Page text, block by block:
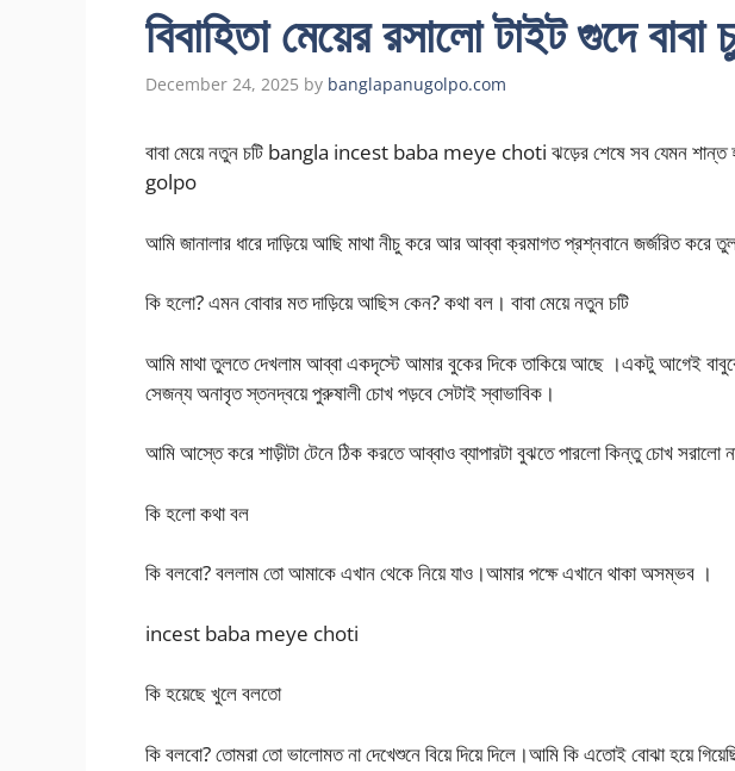
বিবাহিতা মেয়ের রসালো টাইট গুদে বাবা
December 24, 2025 by banglapanugolpo.com
বাবা মেয়ে নতুন চটি bangla incest baba meye choti ঝড়ের শেষে সব যেমন শান্ত
golpo
আমি জানালার ধারে দাড়িয়ে আছি মাথা নীচু করে আর আব্বা ক্রমাগত প্রশ্নবানে জর্জরিত করে
কি হলো? এমন বোবার মত দাড়িয়ে আছিস কেন? কথা বল। বাবা মেয়ে নতুন চটি
আমি মাথা তুলতে দেখলাম আব্বা একদৃস্টে আমার বুকের দিকে তাকিয়ে আছে ।একটু আগেই
সেজন্য অনাবৃত স্তনদ্বয়ে পুরুষালী চোখ পড়বে সেটাই স্বাভাবিক।
আমি আস্তে করে শাড়ীটা টেনে ঠিক করতে আব্বাও ব্যাপারটা বুঝতে পারলো কিন্তু চোখ সরালো
কি হলো কথা বল
কি বলবো? বললাম তো আমাকে এখান থেকে নিয়ে যাও।আমার পক্ষে এখানে থাকা অসম্ভব ।
incest baba meye choti
কি হয়েছে খুলে বলতো
কি বলবো? তোমরা তো ভালোমত না দেখেশুনে বিয়ে দিয়ে দিলে।আমি কি এতোই বোঝা হয়ে